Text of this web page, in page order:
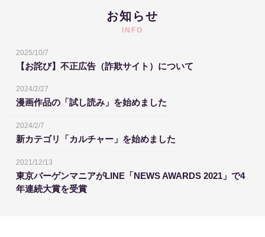
お知らせ
INFO
2025/10/7
【お詫び】不正広告（詐欺サイト）について
2024/2/27
漫画作品の「試し読み」を始めました
2024/2/7
新カテゴリ「カルチャー」を始めました
2021/12/13
東京バーゲンマニアがLINE「NEWS AWARDS 2021」で4
年連続大賞を受賞